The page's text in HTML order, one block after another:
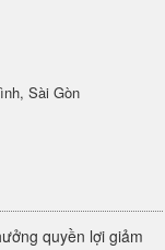
Sài Gòn
quyền lợi giảm